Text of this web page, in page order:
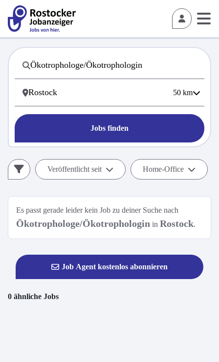
50 km
Jobs finden
Veröffentlicht seit Home-Office
Es passt gerade leider kein Job zu deiner Suche nach
Ökotrophologe/Ökotrophologin in Rostock.
Job Agent kostenlos abonnieren
0 ähnliche Jobs